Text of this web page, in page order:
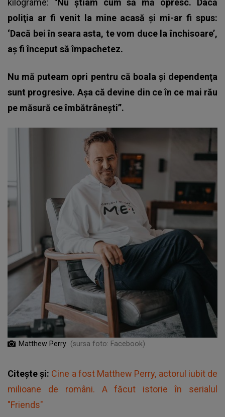
kilograme: "Nu ştiam cum să mă opresc. Dacă
poliţia ar fi venit la mine acasă şi mi-ar fi spus:
‘Dacă bei în seara asta, te vom duce la închisoare’,
aş fi început să împachetez.
Nu mă puteam opri pentru că boala şi dependenţa
sunt progresive. Aşa că devine din ce în ce mai rău
pe măsură ce îmbătrâneşti”.
Matthew Perry (sursa foto: Facebook)
Citește și: Cine a fost Matthew Perry, actorul iubit de
milioane de români. A făcut istorie în serialul
"Friends"